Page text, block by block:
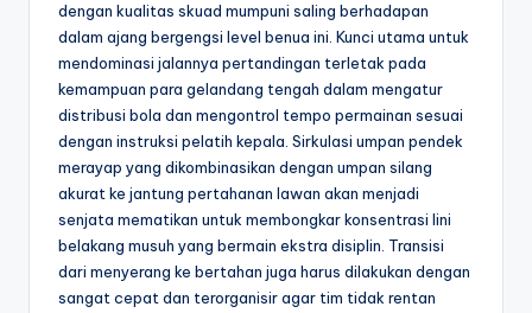
dengan kualitas skuad mumpuni saling berhadapan
dalam ajang bergengsi level benua ini. Kunci utama untuk
mendominasi jalannya pertandingan terletak pada
kemampuan para gelandang tengah dalam mengatur
distribusi bola dan mengontrol tempo permainan sesuai
dengan instruksi pelatih kepala. Sirkulasi umpan pendek
merayap yang dikombinasikan dengan umpan silang
akurat ke jantung pertahanan lawan akan menjadi
senjata mematikan untuk membongkar konsentrasi lini
belakang musuh yang bermain ekstra disiplin. Transisi
dari menyerang ke bertahan juga harus dilakukan dengan
sangat cepat dan terorganisir agar tim tidak rentan